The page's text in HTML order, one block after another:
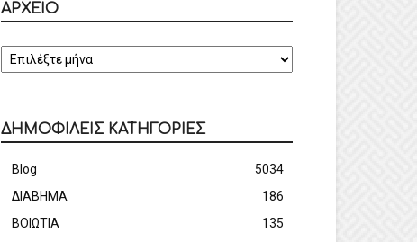
ΑΡΧΕΙΟ
ΔΗΜΟΦΙΛΕΙΣ ΚΑΤΗΓΟΡΙΕΣ
Blog
5034
ΔΙΑΒΗΜΑ
186
ΒΟΙΩΤΙΑ
135